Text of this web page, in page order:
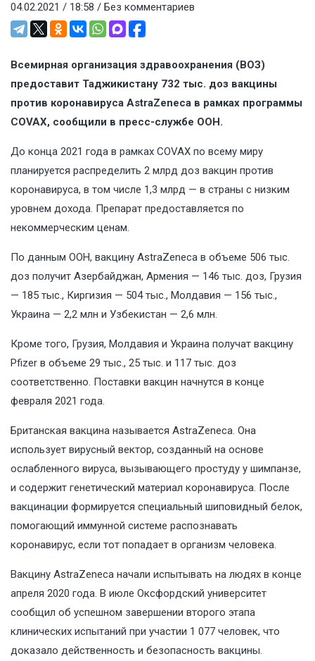
04.02.2021 / 18:58 / Без комментариев
Всемирная организация здравоохранения (ВОЗ)
предоставит Таджикистану 732 тыс. доз вакцины
против коронавируса AstraZeneca в рамках программы
COVAX, сообщили в пресс-службе ООН.
До конца 2021 года в рамках COVAX по всему миру
планируется распределить 2 млрд доз вакцин против
коронавируса, в том числе 1,3 млрд — в страны с низким
уровнем дохода. Препарат предоставляется по
некоммерческим ценам.
По данным ООН, вакцину AstraZeneca в объеме 506 тыс.
доз получит Азербайджан, Армения — 146 тыс. доз, Грузия
— 185 тыс., Киргизия — 504 тыс., Молдавия — 156 тыс.,
Украина — 2,2 млн и Узбекистан — 2,6 млн.
Кроме того, Грузия, Молдавия и Украина получат вакцину
Pfizer в объеме 29 тыс., 25 тыс. и 117 тыс. доз
соответственно. Поставки вакцин начнутся в конце
февраля 2021 года.
Британская вакцина называется AstraZeneca. Она
использует вирусный вектор, созданный на основе
ослабленного вируса, вызывающего простуду у шимпанзе,
и содержит генетический материал коронавируса. После
вакцинации формируется специальный шиповидный белок,
помогающий иммунной системе распознавать
коронавирус, если тот попадает в организм человека.
Вакцину AstraZeneca начали испытывать на людях в конце
апреля 2020 года. В июле Оксфордский университет
сообщил об успешном завершении второго этапа
клинических испытаний при участии 1 077 человек, что
доказало действенность и безопасность вакцины.